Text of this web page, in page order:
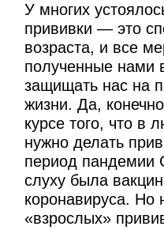
У многих
прививки — это
возраста, и все
полученные нами
защищать нас на
жизни. Да,
курсе того, что в
нужно делать
период пандемии
слуху была
коронавируса. Но
«взрослых»